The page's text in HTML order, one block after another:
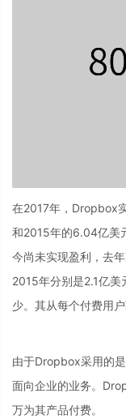
在2017年，Dropbox
和2015年的6.04亿美
今尚未实现盈利，去
2015年分别是2.1亿
少。其从每个付费用
由于Dropbox采用的
面向企业的业务。
万为其产品付费。